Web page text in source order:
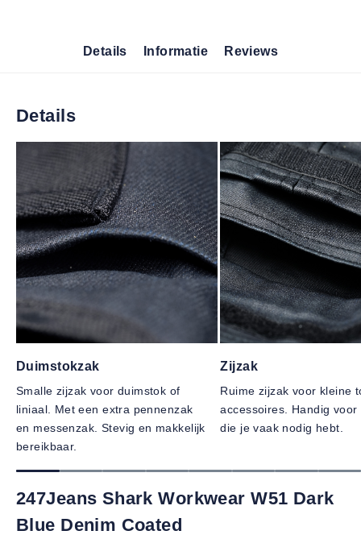
Details Informatie Reviews
Details
Duimstokzak
Smalle zijzak voor duimstok of
liniaal. Met een extra pennenzak
en messenzak. Stevig en makkelijk
bereikbaar.
Zijzak
Ruime zijzak voor kleine
accessoires. Handig voor
die je vaak nodig hebt.
247Jeans Shark Workwear W51 Dark
Blue Denim Coated